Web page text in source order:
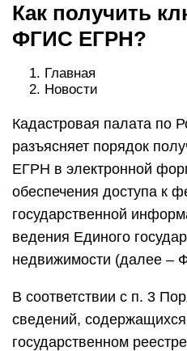
Как получить
ФГИС ЕГРН?
Главная
Новости
Кадастровая палата по
разъясняет порядок
ЕГРН в электронной
обеспечения доступа к
государственной
ведения Единого
недвижимости (далее –
В соответствии с п. 3
сведений,
государственном